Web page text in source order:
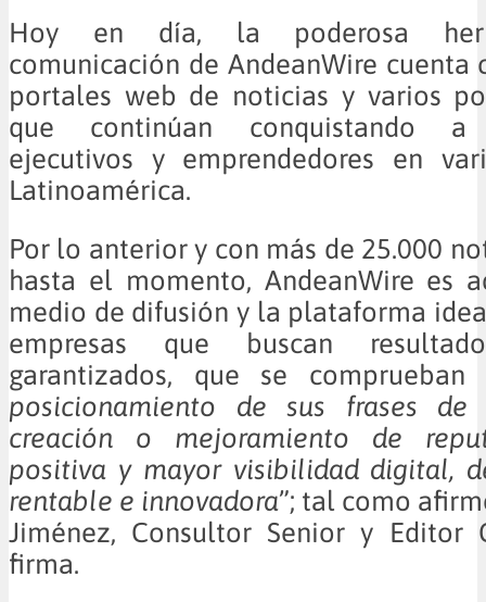
Hoy en día, la poderosa
comunicación de AndeanWire cuenta
portales web de noticias y varios
que continúan conquistando a
ejecutivos y emprendedores en
Latinoamérica.
Por lo anterior y con más de 25.000
hasta el momento, AndeanWire es
medio de difusión y la plataforma
empresas que buscan
garantizados, que se comprueban
posicionamiento de sus frases de
creación o mejoramiento de
positiva y mayor visibilidad digital,
rentable e innovadora”; tal como
Jiménez, Consultor Senior y Editor
firma.